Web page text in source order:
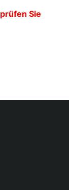
Sie